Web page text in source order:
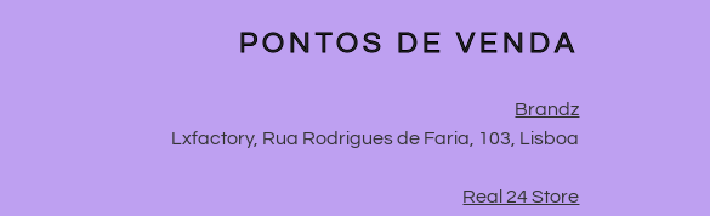
PONTOS DE VENDA
Brandz
Lxfactory, Rua Rodrigues de Faria, 103, Lisboa
Real 24 Store